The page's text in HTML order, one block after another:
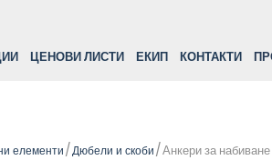
ЦЕНОВИ ЛИСТИ ЕКИП КОНТАКТИ
елементи Дюбели и скоби Анкери за набиване